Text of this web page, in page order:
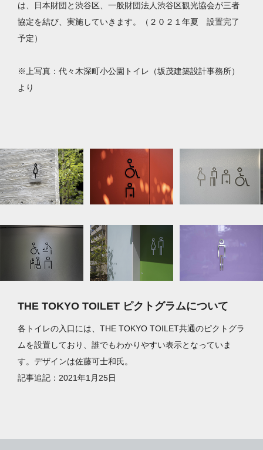
は、日本財団と渋谷区、一般財団法人渋谷区観光協会が三者
協定を結び、実施していきます。（２０２１年夏 設置完了
予定）
※上写真：代々木深町小公園トイレ（坂茂建築設計事務所）
より
THE TOKYO TOILET ピクトグラムについて
各トイレの入口には、THE TOKYO TOILET共通のピクトグラ
ムを設置しており、誰でもわかりやすい表示となっていま
す。デザインは佐藤可士和氏。
記事追記：2021年1月25日